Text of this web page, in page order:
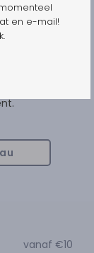
zorg
en
vanaf €10
en e-mail!